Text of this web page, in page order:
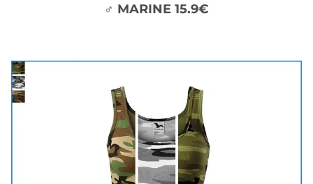
♂ MARINE 15.9€